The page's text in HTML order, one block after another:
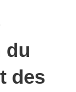
du
des